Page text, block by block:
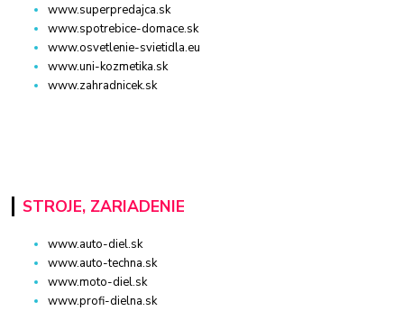
www.superpredajca.sk
www.spotrebice-domace.sk
www.osvetlenie-svietidla.eu
www.uni-kozmetika.sk
www.zahradnicek.sk
STROJE, ZARIADENIE
www.auto-diel.sk
www.auto-techna.sk
www.moto-diel.sk
www.profi-dielna.sk